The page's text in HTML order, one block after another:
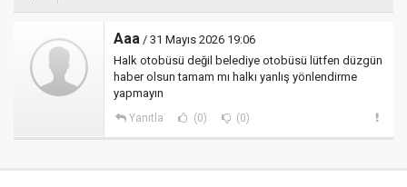
Aaa / 31 Mayıs 2026 19:06
Halk otobüsü değil belediye otobüsü lütfen düzgün
haber olsun tamam mı halkı yanlış yönlendirme
yapmayın
Yanıtla (0) (0)